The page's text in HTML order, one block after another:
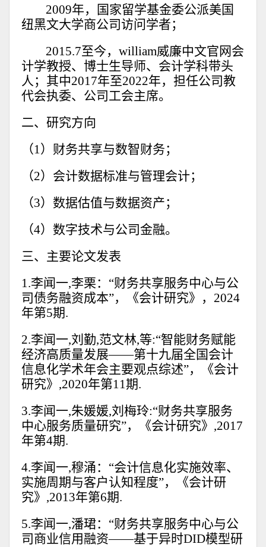
2009年，国家留学基金委公派美国
纽黑文大学商公司访问学者；
2015.7至今，william威廉中文官网会
计学教授、博士生导师、会计学科带头
人；其中2017年至2022年，担任公司教
代会执委、公司工会主席。
二、研究方向
（1）财务共享与数智财务；
（2）会计数据标准与管理会计；
（3）数据估值与数据资产；
（4）数字技术与公司金融。
三、主要论文发表
1.李闻一,李栗：“财务共享服务中心与公
司债务融资成本”，《会计研究》，2024
年第5期.
2.李闻一,刘勤,范文林,等:“智能财务赋能
经济高质量发展——第十九届全国会计
信息化学术年会主要观点综述”，《会计
研究》,2020年第11期.
3.李闻一,朱媛媛,刘梅玲:“财务共享服务
中心服务质量研究”，《会计研究》,2017
年第4期.
4.李闻一,穆涌：“会计信息化实施效率、
实施周期与客户认知程度”，《会计研
究》,2013年第6期.
5.李闻一,潘珺：“财务共享服务中心与公
司商业信用融资——基于异时DID模型研